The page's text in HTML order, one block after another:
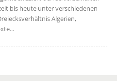
bis heute unter verschiedenen
Algerien,